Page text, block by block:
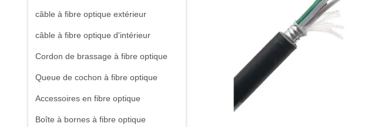
câble à fibre optique extérieur
câble à fibre optique d'intérieur
Cordon de brassage à fibre optique
Queue de cochon à fibre optique
Accessoires en fibre optique
Boîte à bornes à fibre optique